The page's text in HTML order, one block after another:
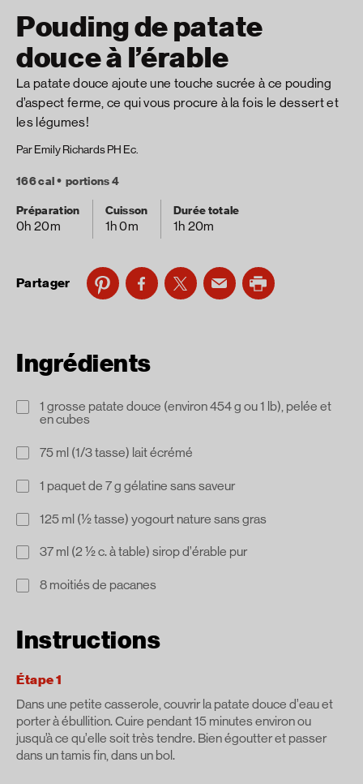
Pouding de patate
douce à l’érable
La patate douce ajoute une touche sucrée à ce pouding
d’aspect ferme, ce qui vous procure à la fois le dessert et
les légumes!
Par Emily Richards PH Ec.
166 cal
portions 4
Préparation
0h 20m
Cuisson
1h 0m
Durée totale
1h 20m
Partager
Ingrédients
1 grosse patate douce (environ 454 g ou 1 lb), pelée et
en cubes
75 ml (1/3 tasse) lait écrémé
1 paquet de 7 g gélatine sans saveur
125 ml (½ tasse) yogourt nature sans gras
37 ml (2 ½ c. à table) sirop d’érable pur
8 moitiés de pacanes
Instructions
Étape 1
Dans une petite casserole, couvrir la patate douce d’eau et
porter à ébullition. Cuire pendant 15 minutes environ ou
jusqu’à ce qu’elle soit très tendre. Bien égoutter et passer
dans un tamis fin, dans un bol.